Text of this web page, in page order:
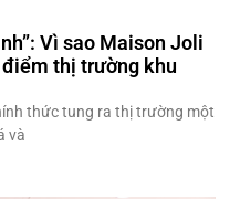
Vì sao Maison Joli
thị trường khu
thức tung ra thị trường một
và